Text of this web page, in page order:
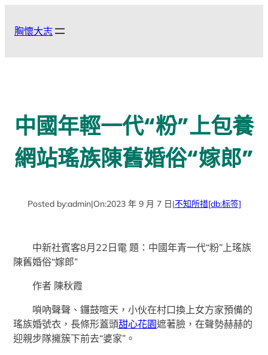
胸懷大志
中國年輕一代“粉”上包養
網站瑤族陳舊婚俗“嫁郎”
Posted by:admin|On:2023 年 9 月 7 日|不知所措[db:标签]
中新社賓客8月22日電 題：中國年青一代“粉”上瑤族
陳舊婚俗“嫁郎”
作者 陳秋霞
嗩吶聲聲、鑼鼓喧天，小伙在村口換上女方家預備的
瑤族婚號衣，長條形蓋頭甜心花園遮著臉，在聲勢赫赫的
迎親步隊擁簇下前去“婆家”。